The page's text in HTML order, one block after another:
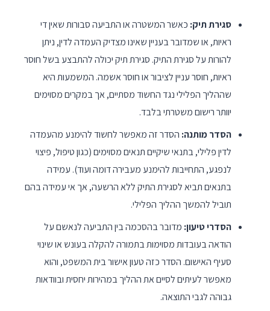
סגירת תיק: כאשר המשטרה או התביעה סבורות שאין די
ראיות, או שמדובר בעניין שאינו מצדיק העמדה לדין, ניתן
להורות על סגירת התיק. סגירת תיק יכולה להתבצע בשל חוסר
ראיות, חוסר עניין לציבור או חוסר אשמה. המשמעות היא
שההליך הפלילי נגד החשוד מסתיים, אך במקרים מסוימים
יוותר רישום משטרתי בלבד.
הסדר מותנה: הסדר זה מאפשר לחשוד להימנע מהעמדה
לדין פלילי, בתנאי שיקיים תנאים מסוימים (כגון טיפול, פיצוי
לנפגע, התחייבות להימנע מעבירה דומה ועוד). עמידה
בתנאים תביא לסגירת התיק ללא הרשעה, אך אי עמידה בהם
תוביל להמשך ההליך הפלילי.
הסדרי טיעון: מדובר בהסכמה בין התביעה לנאשם על
הודאה בעובדות מסוימות בתמורה להקלה בעונש או שינוי
סעיף האישום. הסדר כזה טעון אישור בית המשפט, והוא
מאפשר לעיתים לסיים את ההליך במהירות יחסית ובוודאות
גבוהה לגבי התוצאה.